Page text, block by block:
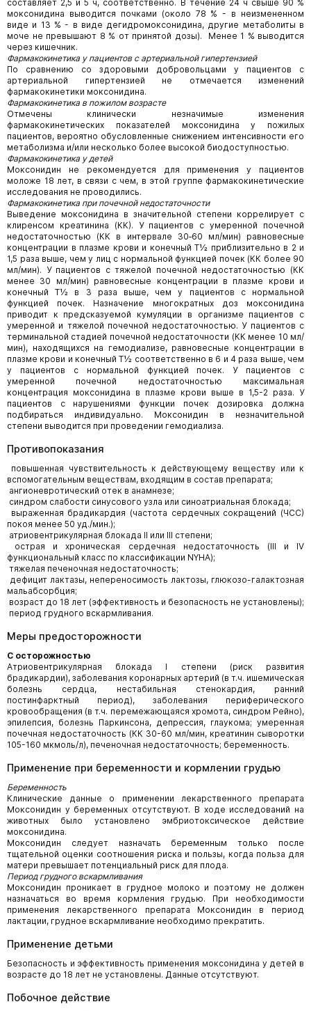
составляет 2,5 и 5 ч, соответственно. В течение 24 ч свыше 90 %
моксонидина выводится почками (около 78 % - в неизмененном
виде и 13 % - в виде дегидромоксонидина, другие метаболиты в
моче не превышают 8 % от принятой дозы). Менее 1 % выводится
через кишечник.
Фармакокинетика у пациентов с артериальной гипертензией
По сравнению со здоровыми добровольцами у пациентов с
артериальной гипертензией не отмечается изменений
фармакокинетики моксонидина.
Фармакокинетика в пожилом возрасте
Отмечены клинически незначимые изменения
фармакокинетических показателей моксонидина у пожилых
пациентов, вероятно обусловленные снижением интенсивности его
метаболизма и/или несколько более высокой биодоступностью.
Фармакокинетика у детей
Моксонидин не рекомендуется для применения у пациентов
моложе 18 лет, в связи с чем, в этой группе фармакокинетические
исследования не проводились.
Фармакокинетика при почечной недостаточности
Выведение моксонидина в значительной степени коррелирует с
клиренсом креатинина (КК).
У пациентов с умеренной почечной
недостаточностью (КК в интервале 30‑60 мл/мин) равновесные
концентрации в плазме крови и конечный Т½ приблизительно в 2 и
1,5 раза выше, чем у лиц с нормальной функцией почек (КК более 90
мл/мин). У пациентов с тяжелой почечной недостаточностью (КК
менее 30 мл/мин) равновесные концентрации в плазме крови и
конечный Т½ в 3 раза выше, чем у пациентов с нормальной
функцией почек. Назначение многократных доз моксонидина
приводит к предсказуемой кумуляции в организме пациентов с
умеренной и тяжелой почечной недостаточностью. У пациентов с
терминальной стадией почечной недостаточности (КК менее 10 мл/
мин), находящихся на гемодиализе, равновесные концентрации в
плазме крови и конечный Т½ соответственно в 6 и 4 раза выше, чем
у пациентов с нормальной функцией почек. У пациентов с
умеренной почечной недостаточностью максимальная
концентрация моксонидина в плазме крови выше в 1,5-2 раза. У
пациентов с нарушениями функции почек дозировка должна
подбираться индивидуально. Моксонидин в незначительной
степени выводится при проведении гемодиализа.
Противопоказания
повышенная чувствительность к действующему веществу или к
вспомогательным веществам, входящим в состав препарата;
ангионевротический отек в анамнезе;
синдром слабости синусового узла или синоатриальная блокада;
выраженная брадикардия (частота сердечных сокращений (ЧСС)
покоя менее 50 уд./мин.);
атриовентрикулярная блокада II или III степени;
острая и хроническая сердечная недостаточность (III и IV
функциональный класс по классификации NYHA);
тяжелая печеночная недостаточность;
дефицит лактазы, непереносимость лактозы, глюкозо-галактозная
мальабсорбция;
возраст до 18 лет (эффективность и безопасность не установлены);
период грудного вскармливания.
Меры предосторожности
С осторожностью
Атриовентрикулярная блокада I степени (риск развития
брадикардии), заболевания коронарных артерий (в т.ч. ишемическая
болезнь сердца, нестабильная стенокардия, ранний
постинфарктный период), заболевания периферического
кровообращения (в т.ч. перемежающаяся хромота, синдром Рейно),
эпилепсия, болезнь Паркинсона, депрессия, глаукома; умеренная
почечная недостаточность (КК 30-60 мл/мин, креатинин сыворотки
105-160 мкмоль/л), печеночная недостаточность; беременность.
Применение при беременности и кормлении грудью
Беременность
Клинические данные о применении лекарственного препарата
Моксонидин у беременных отсутствуют. В ходе исследований на
животных было установлено эмбриотоксическое действие
моксонидина.
Моксонидин следует назначать беременным только после
тщательной оценки соотношения риска и пользы, когда польза для
матери превышает потенциальный риск для плода.
Период грудного вскармливания
Моксонидин проникает в грудное молоко и поэтому не должен
назначаться во время кормления грудью. При необходимости
применения лекарственного препарата Моксонидин в период
лактации, грудное вскармливание необходимо прекратить.
Применение детьми
Безопасность и эффективность применения моксонидина у детей в
возрасте до 18 лет не установлены. Данные отсутствуют.
Побочное действие